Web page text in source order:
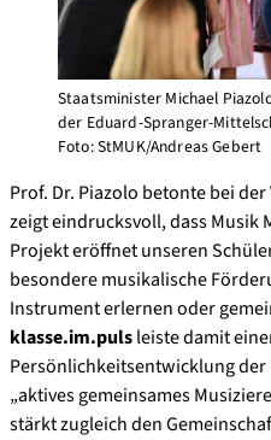
Staatsminister Michael
der Eduard-Spranger-
Foto: StMUK/Andreas Gebert
Prof. Dr. Piazolo betonte bei
zeigt eindrucksvoll, dass Musik
Projekt eröffnet unseren
besondere musikalische
Instrument erlernen oder
klasse.im.pulsleiste damit
Persönlichkeitsentwicklung
„aktives gemeinsames
stärkt zugleich den